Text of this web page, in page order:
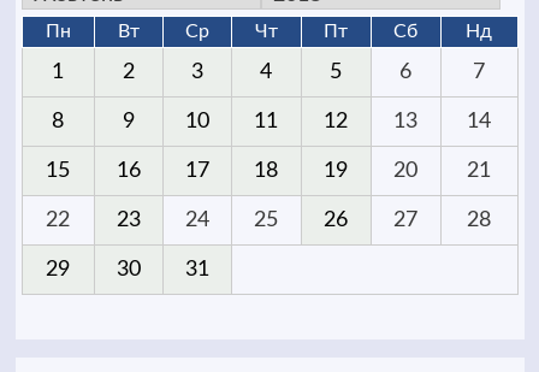
Пн Вт Ср Чт Пт Сб Нд
1 2 3 4 5 6 7
8 9 10 11 12 13 14
15 16 17 18 19 20 21
22 23 24 25 26 27 28
29 30 31